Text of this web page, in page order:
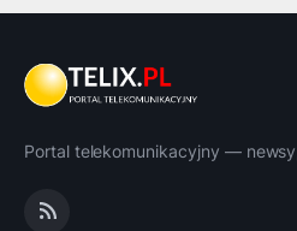
Portal telekomunikacyjny —